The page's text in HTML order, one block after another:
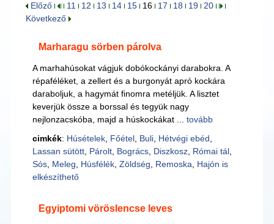
Előző
11 12 13 14 15 16 17 18 19
20
Következő
Marharagu sörben párolva
A marhahúsokat vágjuk dobókockányi darabokra. A
répaféléket, a zellert és a burgonyát apró kockára
daraboljuk, a hagymát finomra metéljük. A lisztet
keverjük össze a borssal és tegyük nagy
nejlonzacskóba, majd a húskockákat ... tovább
cimkék: Húsételek, Főétel, Buli, Hétvégi ebéd
Lassan sütött, Párolt, Bogrács, Diszkosz, Római tál,
Sós, Meleg Húsfélék, Zöldség Remoska
Hajón is
elkészíthető
Egyiptomi vöröslencse leves